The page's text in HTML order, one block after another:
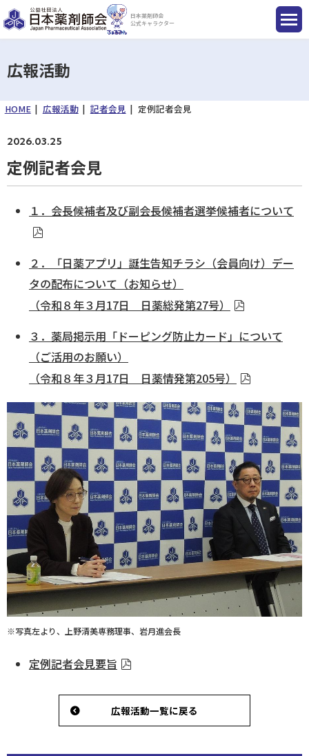
日本薬剤師会
公式キャラクター
国民のみなさまへ
入会のご案内
ログイン
広報活動
HOME 広報活動 記者会見 定例記者会見
2026.03.25
定例記者会見
１．会長候補者及び副会長候補者選挙候補者について
２．「日薬アプリ」誕生告知チラシ（会員向け）デー
タの配布について（お知らせ）
（令和８年３月17日 日薬総発第27号）
３．薬局掲示用「ドーピング防止カード」について
（ご活用のお願い）
（令和８年３月17日 日薬情発第205号）
※写真左より、上野清美専務理事、岩月進会長
定例記者会見要旨
広報活動一覧に戻る